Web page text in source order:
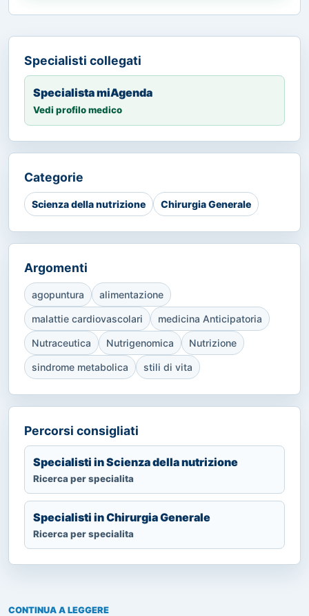
Specialisti collegati
Specialista miAgenda
Vedi profilo medico
Categorie
Scienza della nutrizione Chirurgia Generale
Argomenti
agopuntura alimentazione
malattie cardiovascolari medicina Anticipatoria
Nutraceutica Nutrigenomica Nutrizione
sindrome metabolica stili di vita
Percorsi consigliati
Specialisti in Scienza della nutrizione
Ricerca per specialita
Specialisti in Chirurgia Generale
Ricerca per specialita
CONTINUA A LEGGERE